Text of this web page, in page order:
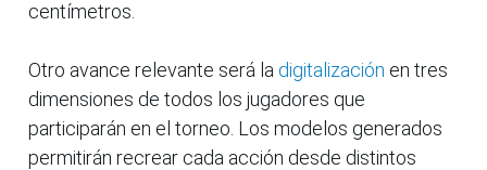
centímetros.
Otro avance relevante será la digitalización en tres
dimensiones de todos los jugadores que
participarán en el torneo. Los modelos generados
permitirán recrear cada acción desde distintos